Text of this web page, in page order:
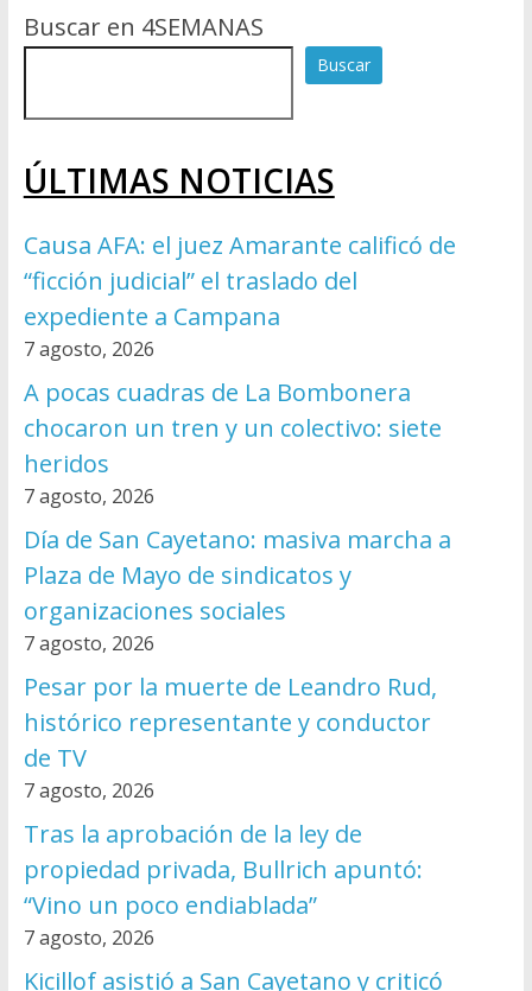
Buscar en 4SEMANAS
Buscar
ÚLTIMAS NOTICIAS
Causa AFA: el juez Amarante calificó de
“ficción judicial” el traslado del
expediente a Campana
7 agosto, 2026
A pocas cuadras de La Bombonera
chocaron un tren y un colectivo: siete
heridos
7 agosto, 2026
Día de San Cayetano: masiva marcha a
Plaza de Mayo de sindicatos y
organizaciones sociales
7 agosto, 2026
Pesar por la muerte de Leandro Rud,
histórico representante y conductor
de TV
7 agosto, 2026
Tras la aprobación de la ley de
propiedad privada, Bullrich apuntó:
“Vino un poco endiablada”
7 agosto, 2026
Kicillof asistió a San Cayetano y criticó